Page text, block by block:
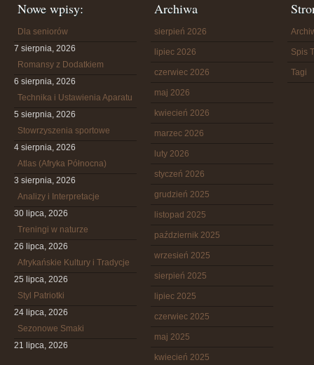
Nowe wpisy:
Dla seniorów
7 sierpnia, 2026
Romansy z Dodatkiem
6 sierpnia, 2026
Technika i Ustawienia Aparatu
5 sierpnia, 2026
Stowrzyszenia sportowe
4 sierpnia, 2026
Atlas (Afryka Północna)
3 sierpnia, 2026
Analizy i Interpretacje
30 lipca, 2026
Treningi w naturze
26 lipca, 2026
Afrykańskie Kultury i Tradycje
25 lipca, 2026
Styl Patriotki
24 lipca, 2026
Sezonowe Smaki
21 lipca, 2026
Archiwa
sierpień 2026
lipiec 2026
czerwiec 2026
maj 2026
kwiecień 2026
marzec 2026
luty 2026
styczeń 2026
grudzień 2025
listopad 2025
październik 2025
wrzesień 2025
sierpień 2025
lipiec 2025
czerwiec 2025
maj 2025
kwiecień 2025
Spis
Tagi